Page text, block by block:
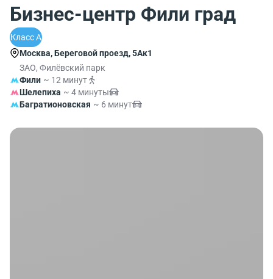
Бизнес-центр Фили град
Класс A
Москва, Береговой проезд, 5Ак1
ЗАО, Филёвский парк
Фили ~ 12 минут
Шелепиха ~ 4 минуты
Багратионовская ~ 6 минут